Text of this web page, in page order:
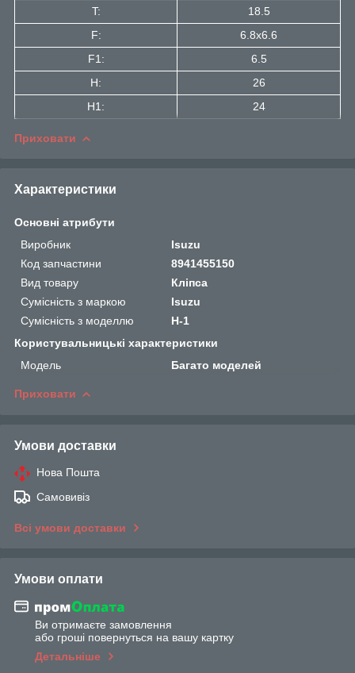
T:
18.5
F:
6.8x6.6
F1:
6.5
H:
26
H1:
24
Приховати
Характеристики
Основні атрибути
Виробник
Isuzu
Код запчастини
8941455150
Вид товару
Кліпса
Сумісність з маркою
Isuzu
Сумісність з моделлю
H-1
Користувальницькі характеристики
Мoдель
Багато моделей
Приховати
Умови доставки
Нова Пошта
Самовивіз
Всі умови доставки
Умови оплати
Ви отримаєте замовлення
або гроші повернуться на вашу картку
Детальніше